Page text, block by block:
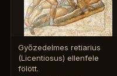
Győzedelmes retiarius
(Licentiosus) ellenfele
fölött.